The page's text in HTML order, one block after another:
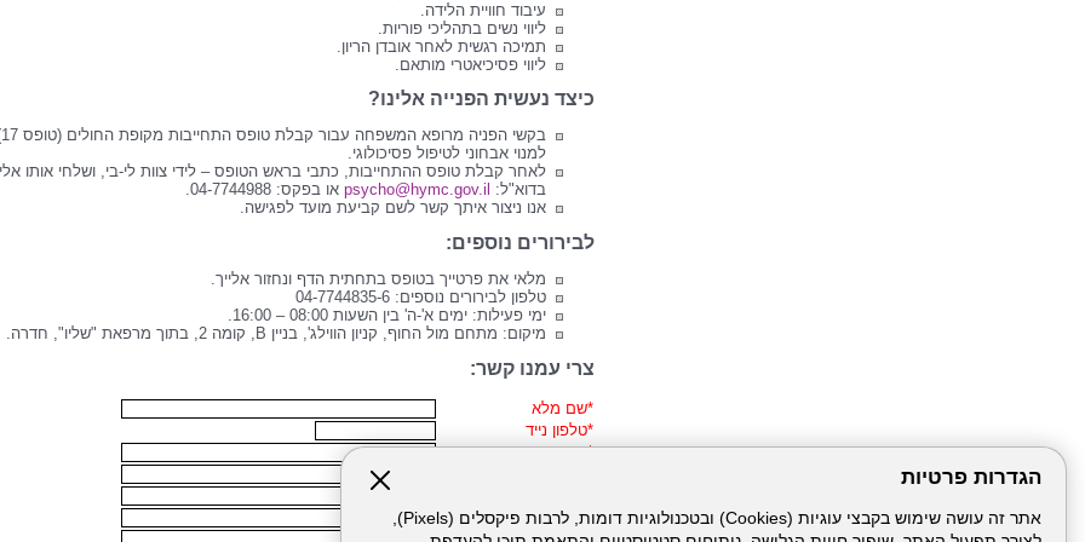
הגדרות פרטיות
אתר זה עושה שימוש בקבצי עוגיות (Cookies) ובטכנולוגיות דומות, לרבות פיקסלים (Pixels),
עיבוד חוויית הלידה.
ליווי נשים בתהליכי פוריות.
תמיכה רגשית לאחר אובדן הריון.
ליווי פסיכיאטרי מותאם.
כיצד נעשית הפנייה אלינו?
בקשי הפניה מרופא
למנוי אבחוני לטיפול פסיכולוגי.
לאחר קבלת טופס ההתחייבות, כתבי בראש הטופס – לידי צוות לי-בי, ושלחי אותו
בדוא"ל: psycho@hymc.gov.il או בפקס: 04-7744988.
אנו ניצור איתך קשר לשם קביעת מועד לפגישה.
לבירורים נוספים:
מלאי את פרטייך בטופס בתחתית הדף ונחזור אלייך.
טלפון לבירורים נוספים: 04-7744835-6
ימי פעילות: ימים א'-ה' בין השעות 08:00 – 16:00.
מיקום: מתחם מול החוף, קניון הווילג', בניין B, קומה 2, בתוך מרפאת "שליו", חדרה.
צרי עמנו קשר:
*שם מלא
*טלפון נייד
*כתובת
*קופת חולים